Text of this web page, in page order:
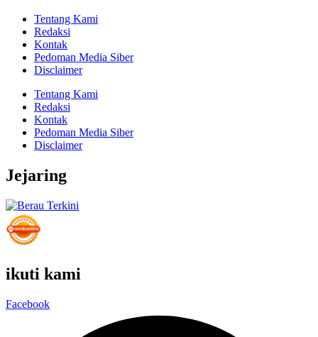
Tentang Kami
Redaksi
Kontak
Pedoman Media Siber
Disclaimer
Tentang Kami
Redaksi
Kontak
Pedoman Media Siber
Disclaimer
Jejaring
ikuti kami
Facebook